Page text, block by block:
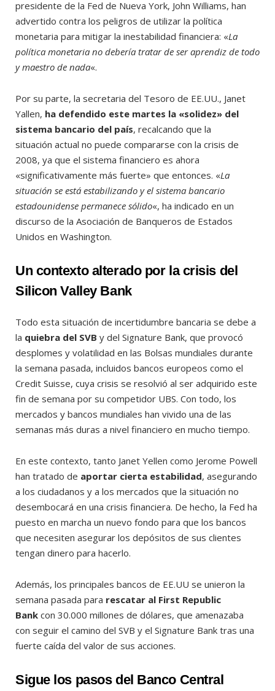
presidente de la Fed de Nueva York, John Williams, han
advertido contra los peligros de utilizar la política
monetaria para mitigar la inestabilidad financiera: «La
política monetaria no debería tratar de ser aprendiz de todo
y maestro de nada«.
Por su parte, la secretaria del Tesoro de EE.UU., Janet
Yallen, ha defendido este martes la «solidez» del
sistema bancario del país, recalcando que la
situación actual no puede compararse con la crisis de
2008, ya que el sistema financiero es ahora
«significativamente más fuerte» que entonces. «La
situación se está estabilizando y el sistema bancario
estadounidense permanece sólido«, ha indicado en un
discurso de la Asociación de Banqueros de Estados
Unidos en Washington.
Un contexto alterado por la crisis del
Silicon Valley Bank
Todo esta situación de incertidumbre bancaria se debe a
la quiebra del SVB y del Signature Bank, que provocó
desplomes y volatilidad en las Bolsas mundiales durante
la semana pasada, incluidos bancos europeos como el
Credit Suisse, cuya crisis se resolvió al ser adquirido este
fin de semana por su competidor UBS. Con todo, los
mercados y bancos mundiales han vivido una de las
semanas más duras a nivel financiero en mucho tiempo.
En este contexto, tanto Janet Yellen como Jerome Powell
han tratado de aportar cierta estabilidad, asegurando
a los ciudadanos y a los mercados que la situación no
desembocará en una crisis financiera. De hecho, la Fed ha
puesto en marcha un nuevo fondo para que los bancos
que necesiten asegurar los depósitos de sus clientes
tengan dinero para hacerlo.
Además, los principales bancos de EE.UU se unieron la
semana pasada para rescatar al First Republic
Bank con 30.000 millones de dólares, que amenazaba
con seguir el camino del SVB y el Signature Bank tras una
fuerte caída del valor de sus acciones.
Sigue los pasos del Banco Central